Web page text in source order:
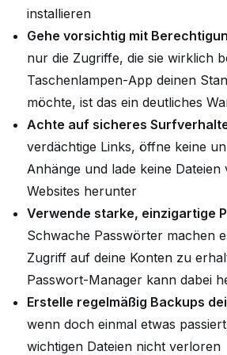
installieren
Gehe vorsichtig mit
nur die Zugriffe, die sie wirklich
Taschenlampen-App deinen
möchte, ist das ein deutliches
Achte auf sicheres
verdächtige Links, öffne keine
Anhänge und lade keine
Websites herunter
Verwende starke, einzigartige
Schwache Passwörter machen
Zugriff auf deine Konten zu
Passwort-Manager kann dabei
Erstelle regelmäßig Backups
wenn doch einmal etwas
wichtigen Dateien nicht verloren